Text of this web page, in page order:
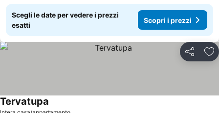
Scegli le date per vedere i prezzi
esatti
Scopri i prezzi
Condividi
Tervatupa